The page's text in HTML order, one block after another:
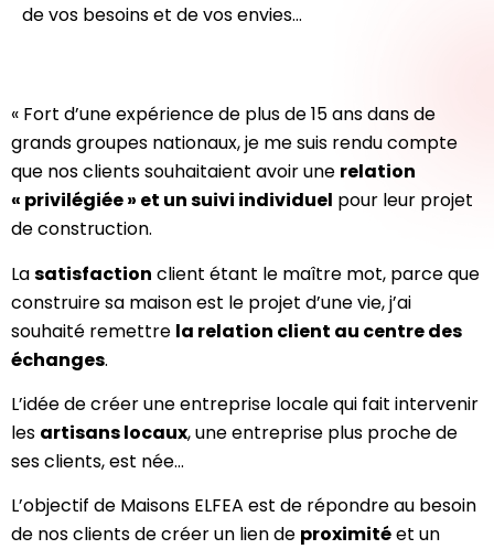
de vos besoins et de vos envies…
« Fort d’une expérience de plus de 15 ans dans de
grands groupes nationaux, je me suis rendu compte
que nos clients souhaitaient avoir une relation
« privilégiée » et un suivi individuel pour leur projet
de construction.
Lasatisfaction client étant le maître mot, parce que
construire sa maison est le projet d’une vie, j’ai
souhaité remettre la relation client au centre des
échanges.
L’idée de créer une entreprise locale qui fait intervenir
les artisans locaux, une entreprise plus proche de
ses clients, est née…
L’objectif de Maisons ELFEA est de répondre au besoin
de nos clients de créer un lien de proximitéet un